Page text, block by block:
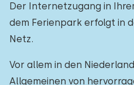
Der Internetzugang in
dem Ferienpark erfolgt in
Netz.
Vor allem in den
Allgemeinen von